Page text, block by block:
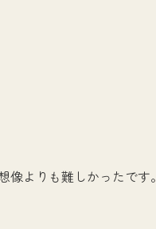
よりも難しかったです。